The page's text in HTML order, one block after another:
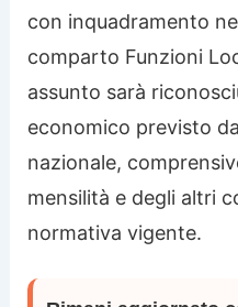
con inquadramento
comparto Funzioni
assunto sarà
economico previsto
nazionale,
mensilità e degli altri
normativa vigente.